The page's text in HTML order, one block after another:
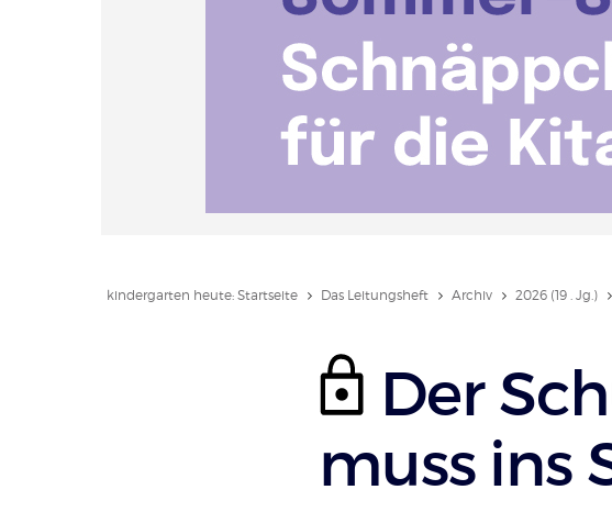
kindergarten heute: Startseite Das Leitungsheft Archiv 2026 (19 . Jg.)
Der
muss ins